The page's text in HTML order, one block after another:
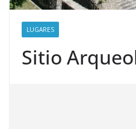
LUGARES
Sitio